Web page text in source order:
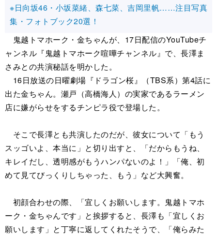
※日向坂46・小坂菜緒、森七菜、吉岡里帆……注目写真
集・フォトブック20選！
鬼越トマホーク・金ちゃんが、17日配信のYouTubeチ
ャンネル『鬼越トマホーク喧嘩チャンネル』で、長澤ま
さみとの共演秘話を明かした。
16日放送の日曜劇場『ドラゴン桜』（TBS系）第4話に
出た金ちゃん。瀬戸（高橋海人）の実家であるラーメン
店に嫌がらせをするチンピラ役で登場した。
そこで長澤とも共演したのだが、彼女について「もう
スッゴいよ、本当に」と切り出すと、「だからもうね、
キレイだし、透明感がもうハンパないのよ！」「俺、初
めて見てびっくりしちゃった、もう」など大興奮。
初顔合わせの際、「宜しくお願いします。鬼越トマホ
ーク・金ちゃんです」と挨拶すると、長澤も「宜しくお
願いします」と丁寧に返してくれたそうで、「俺らみた